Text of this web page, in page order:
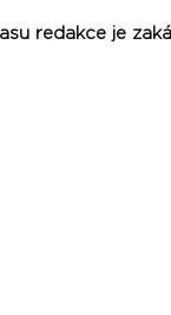
redakce je